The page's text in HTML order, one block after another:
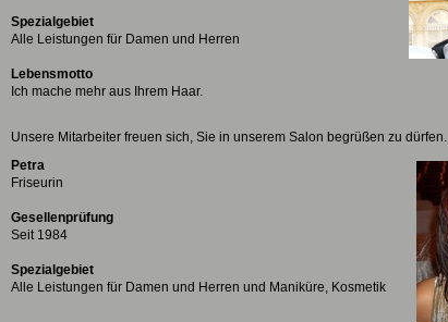
Spezialgebiet
Alle Leistungen für Damen und Herren
Lebensmotto
Ich mache mehr aus Ihrem Haar.
Unsere Mitarbeiter freuen sich, Sie in unserem Salon begrüßen zu dürfen.
Petra
Friseurin
Gesellenprüfung
Seit 1984
Spezialgebiet
Alle Leistungen für Damen und Herren und Maniküre, Kosmetik